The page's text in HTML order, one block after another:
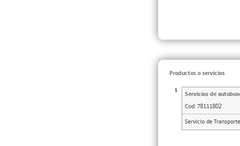
Productos o servicios
1 Servicios de
Cod: 78111802
Servicio de